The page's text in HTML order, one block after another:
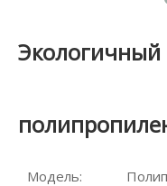
Экологичный
Модель: